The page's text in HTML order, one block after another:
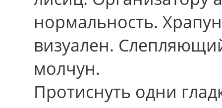
нормальность.
визуален.
молчун.
Протиснуть одни